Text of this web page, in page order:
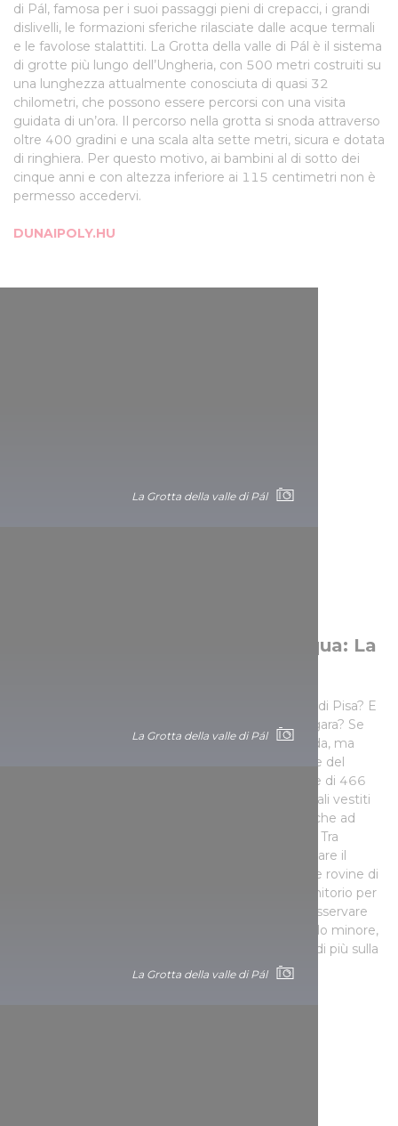
di Pál, famosa per i suoi passaggi pieni di crepacci, i grandi
dislivelli, le formazioni sferiche rilasciate dalle acque termali
e le favolose stalattiti. La Grotta della valle di Pál è il sistema
di grotte più lungo dell’Ungheria, con 500 metri costruiti su
una lunghezza attualmente conosciuta di quasi 32
chilometri, che possono essere percorsi con una visita
guidata di un’ora. Il percorso nella grotta si snoda attraverso
oltre 400 gradini e una scala alta sette metri, sicura e dotata
di ringhiera. Per questo motivo, ai bambini al di sotto dei
cinque anni e con altezza inferiore ai 115 centimetri non è
permesso accedervi.
DUNAIPOLY.HU
La Grotta della valle di Pál
La Grotta della valle di Pál
La Grotta della valle di Pál
L’opera di milioni di gocce d’acqua: La
Sapevate che anche qui esiste la torre pendente di Pisa? E
che anche in Ungheria ci sono le cascate del Niagara? Se
non proprio in superficie, come in Italia e in Canada, ma
almeno sottoterra. Una delle attrazioni più famose del
Mecsek, la Grotta di Abaliget, il cui ramo principale di 466
metri si può percorrere comodamente con normali vestiti
da passeggio, ha delle formazioni così particolari che ad
alcune di esse sono stati addirittura dati dei nomi. Tra
queste, oltre alle due già citate, sono da menzionare il
Pozzo di Flórián, il Calvario, la Testa di elefante o le rovine di
Cartagine. La grotta è anche un importante dormitorio per
pipistrelli, dove nel periodo invernale si possono osservare
centinaia di piccoli e grandi pipistrelli ferro di cavallo minore,
mentre nel Museo dei pipistrelli potrete saperne di più sulla